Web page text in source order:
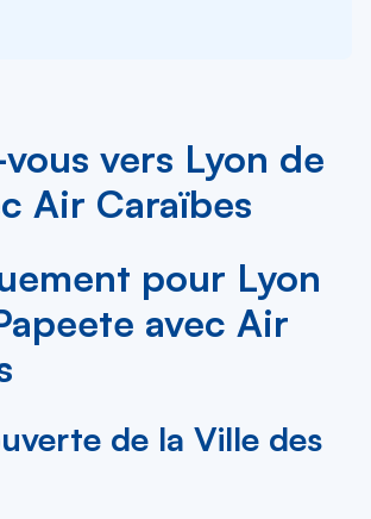
vers Lyon de
Air Caraïbes
pour Lyon
avec Air
de la Ville des